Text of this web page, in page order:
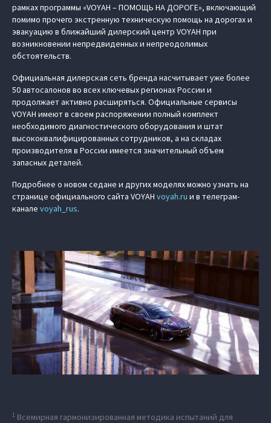
рамках программы «VOYAH – ПОМОЩЬ НА ДОРОГЕ», включающий
помимо прочего экстренную техническую помощь на дорогах и
эвакуацию в ближайший дилерский центр VOYAH при
возникновении непредвиденных и непреодолимых
обстоятельств.
Официальная дилерская сеть бренда насчитывает уже более
50 автосалонов во всех ключевых регионах России и
продолжает активно расширяться. Официальные сервисы
VOYAH имеют в своем распоряжении полный комплект
необходимого диагностического оборудования и штат
высококвалифицированных сотрудников, а на складах
производителя в России имеется значительный объем
запасных деталей.
Подробнее о новом седане и других моделях можно узнать на
странице официального сайта VOYAH voyah.ru и в телеграм-
канале voyah_rus.
1 Всемирная гармонизированная методика испытаний для